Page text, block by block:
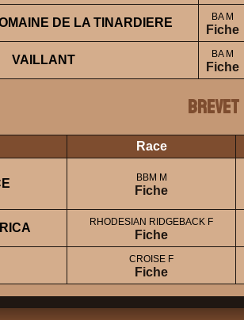
DE LA TINARDIERE BA M
Fiche
VAILLANT BA M
Fiche
BREVET
Race
BBM M
Fiche
RHODESIAN RIDGEBACK F
Fiche
CROISE F
Fiche